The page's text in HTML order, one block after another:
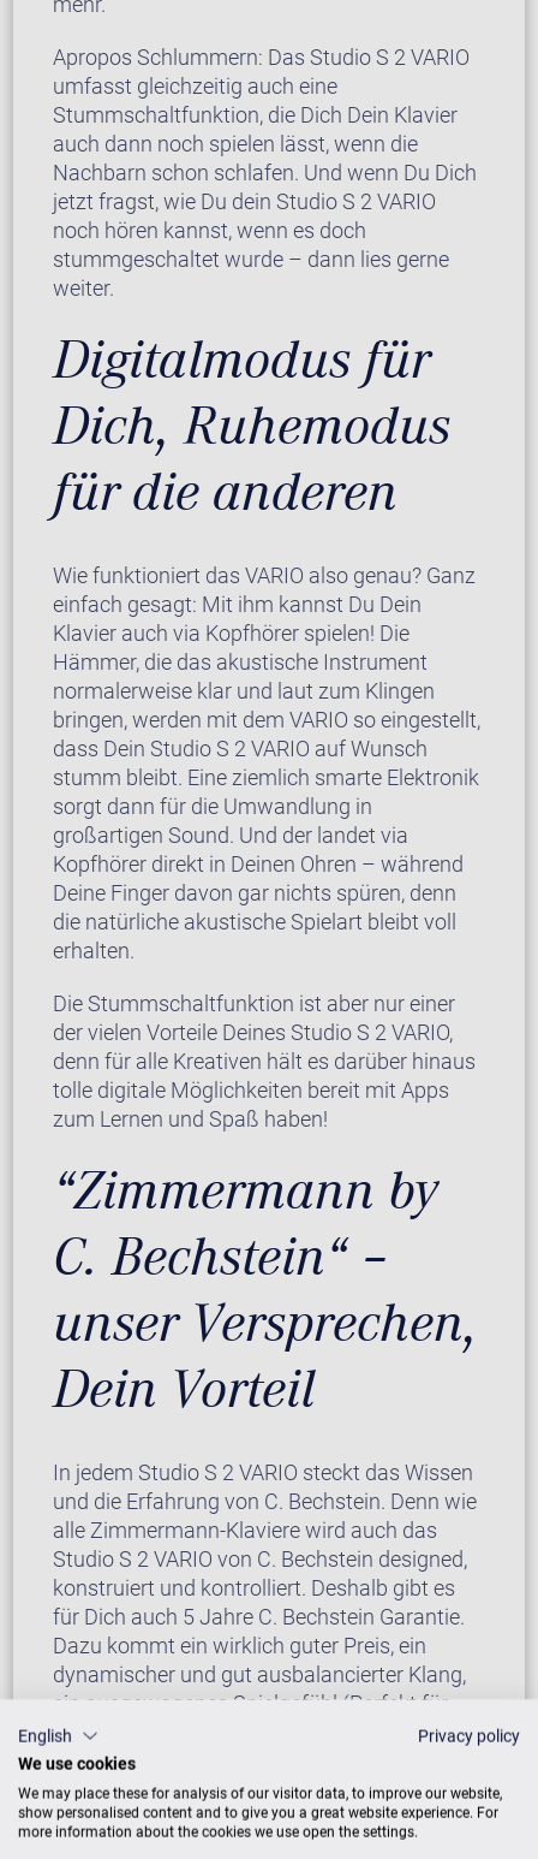
Apropos Schlummern: Das Studio S 2 VARIO
umfasst gleichzeitig auch eine
Stummschaltfunktion, die Dich Dein Klavier
auch dann noch spielen lässt, wenn die
Nachbarn schon schlafen. Und wenn Du Dich
jetzt fragst, wie Du dein Studio S 2 VARIO
noch hören kannst, wenn es doch
stummgeschaltet wurde – dann lies gerne
weiter.
Digitalmodus für
Dich, Ruhemodus
für die anderen
Wie funktioniert das VARIO also genau? Ganz
einfach gesagt: Mit ihm kannst Du Dein
Klavier auch via Kopfhörer spielen! Die
Hämmer, die das akustische Instrument
normalerweise klar und laut zum Klingen
bringen, werden mit dem VARIO so eingestellt,
dass Dein Studio S 2 VARIO auf Wunsch
stumm bleibt. Eine ziemlich smarte Elektronik
sorgt dann für die Umwandlung in
großartigen Sound. Und der landet via
Kopfhörer direkt in Deinen Ohren – während
Deine Finger davon gar nichts spüren, denn
die natürliche akustische Spielart bleibt voll
erhalten.
Die Stummschaltfunktion ist aber nur einer
der vielen Vorteile Deines Studio S 2 VARIO,
denn für alle Kreativen hält es darüber hinaus
tolle digitale Möglichkeiten bereit mit Apps
zum Lernen und Spaß haben!
“Zimmermann by
C. Bechstein“ –
unser Versprechen,
Dein Vorteil
In jedem Studio S 2 VARIO steckt das Wissen
und die Erfahrung von C. Bechstein. Denn wie
alle Zimmermann-Klaviere wird auch das
Studio S 2 VARIO von C. Bechstein designed,
konstruiert und kontrolliert. Deshalb gibt es
für Dich auch 5 Jahre C. Bechstein Garantie.
Dazu kommt ein wirklich guter Preis, ein
dynamischer und gut ausbalancierter Klang,
ein ausgewogenes Spielgefühl (Perfekt für
Einsteiger übrigens!) und ein zeitloses, klares
Design.
English
Privacy policy
We use cookies
We may place these for analysis of our visitor data, to improve our website,
show personalised content and to give you a great website experience. For
more information about the cookies we use open the settings.